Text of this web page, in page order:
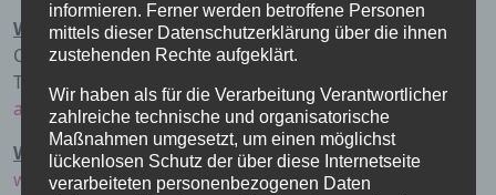
Weitere Informationen:
Chorleiter Andreas Batram
Tel.: 05651/4742489
andreas.batram@ekkw.de
Website:
www.Eschweger-Posaunenchor.de
informieren. Ferner werden betroffene Personen
mittels dieser Datenschutzerklärung über die ihnen
zustehenden Rechte aufgeklärt.
Wir haben als für die Verarbeitung Verantwortlicher
zahlreiche technische und organisatorische
Maßnahmen umgesetzt, um einen möglichst
lückenlosen Schutz der über diese Internetseite
verarbeiteten personenbezogenen Daten